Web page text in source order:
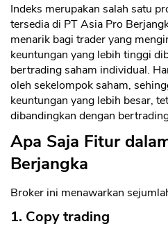
Indeks merupakan salah satu
tersedia di PT Asia Pro
menarik bagi trader yang
keuntungan yang lebih tinggi
bertrading saham individual.
oleh sekelompok saham,
keuntungan yang lebih besar,
dibandingkan dengan
Apa Saja Fitur
Berjangka
Broker ini menawarkan
1. Copy trading